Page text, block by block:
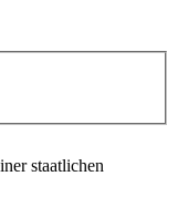
staatlichen